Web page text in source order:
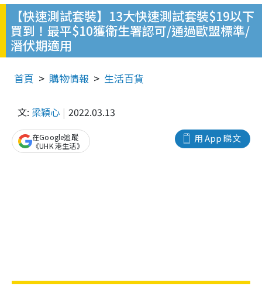
【快速測試套裝】13大快速測試套裝$19以下
買到！最平$10獲衛生署認可/通過歐盟標準/
潛伏期適用
首頁 購物情報 生活百貨
文: 梁穎心 2022.03.13
用 App 睇文
在Google追蹤
《UHK 港生活》